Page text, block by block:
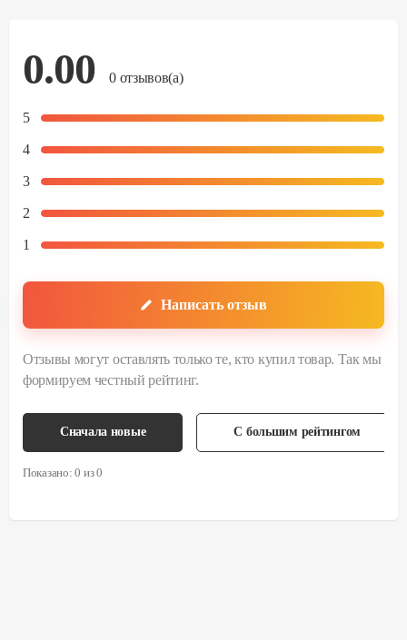
0.00 0отзывов(а)
5
4
3
2
1
Написать отзыв
Отзывы могут оставлять только те, кто купил товар. Так мы
формируем честный рейтинг.
Сначала новые С большим рейтингом
Показано:0 из0